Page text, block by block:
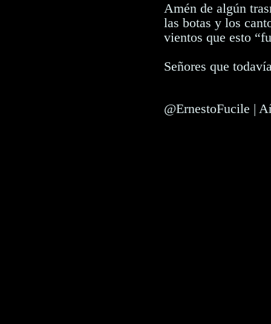
Amén de algún
las botas y los
vientos que esto
Señores que
@ErnestoFucile |